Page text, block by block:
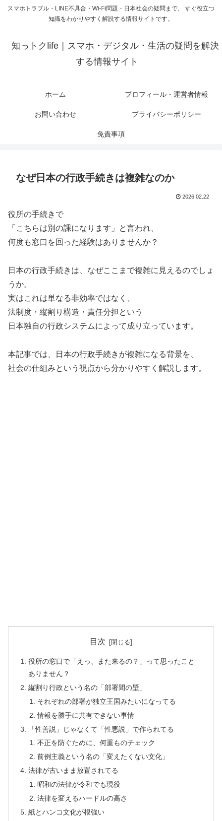
スマホトラブル・LINE不具合・Wi-Fi問題・日本社会の疑問まで、 すぐ役立つ
知識をわかりやすく解説する情報サイトです。
知っトクlife｜スマホ・デジタル・生活の疑問を解決
する情報サイト
ホーム プロフィール・運営者情報
お問い合わせ プライバシーポリシー
免責事項
なぜ日本の行政手続きは複雑なのか
2026.02.22
役所の手続きで
「こちらは別の課になります」と言われ、
何度も窓口を回った経験はありませんか？
日本の行政手続きは、なぜここまで複雑に見えるのでしょ
うか。
実はこれは単なる非効率ではなく、
法制度・縦割り構造・責任分担という
日本独自の行政システムによって成り立っています。
本記事では、日本の行政手続きが複雑になる背景を、
社会の仕組みという視点から分かりやすく解説します。
目次
役所の窓口で「えっ、また来るの？」って思ったこと
ありません？
縦割り行政という名の「部署間の壁」
それぞれの部署が独立王国みたいになってる
情報を勝手に共有できない事情
「性善説」じゃなくて「性悪説」で作られてる
不正を防ぐために、何重ものチェック
前例主義という名の「変えたくない文化」
法律が古いまま放置されてる
昭和の法律が令和でも現役
法律を変えるハードルの高さ
紙とハンコ文化が根強い